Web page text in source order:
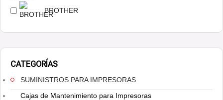
BROTHER
CATEGORÍAS
SUMINISTROS PARA IMPRESORAS
Cajas de Mantenimiento para Impresoras